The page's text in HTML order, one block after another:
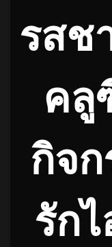
รสช
คลู
กิจ
รัก